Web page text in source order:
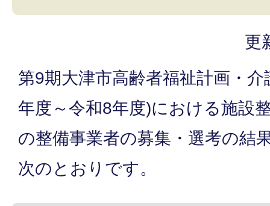
更
第9期大津市高齢者福祉計画・
年度～令和8年度)における施設
の整備事業者の募集・選考の結
次のとおりです。